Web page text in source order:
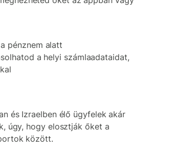
pénznem alatt
a helyi számlaadataidat,
és Izraelben élő ügyfelek akár
úgy, hogy elosztják őket a
között.